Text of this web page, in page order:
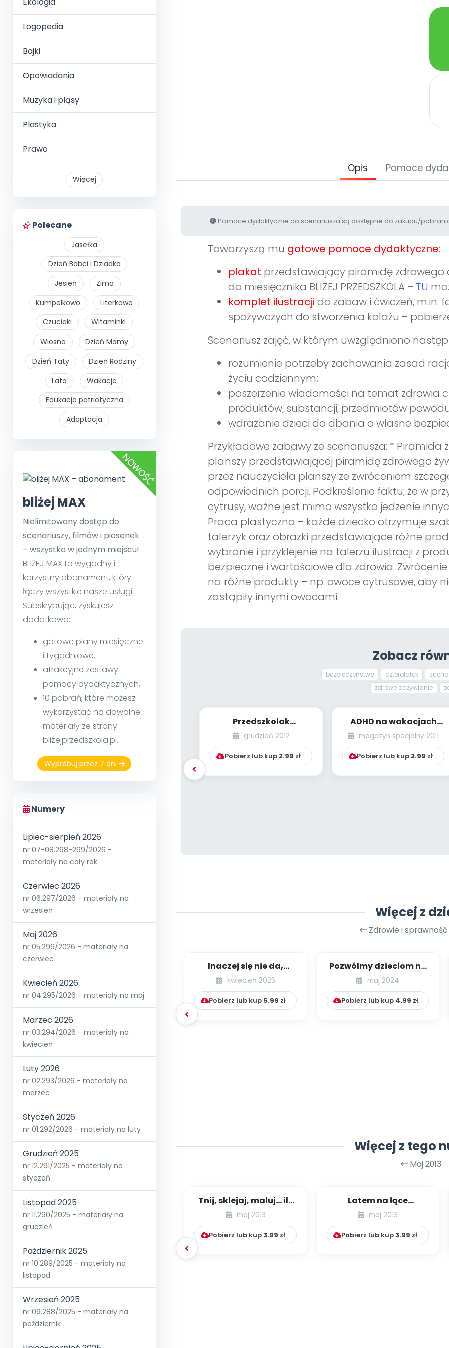
Logopedia
Bajki
Opowiadania
Muzyka i pląsy
Plastyka
Prawo
Więcej
Polecane
Jasełka
Dzień Babci i Dziadka
Jesień
Zima
Kumpelkowo
Literkowo
Czuciaki
Witaminki
Wiosna
Dzień Mamy
Dzień Taty
Dzień Rodziny
Lato
Wakacje
Edukacja patriotyczna
Adaptacja
bliżej MAX
Nielimitowany dostęp do
scenariuszy, filmów i piosenek
– wszystko w jednym miejscu!
BLIŻEJ MAX to wygodny i
korzystny abonament, który
łączy wszystkie nasze usługi.
Subskrybując, zyskujesz
dodatkowo:
gotowe plany miesięczne
i tygodniowe,
atrakcyjne zestawy
pomocy dydaktycznych,
10 pobrań, które możesz
wykorzystać na dowolne
materiały ze strony
blizejprzedszkola.pl.
Wypróbuj przez 7 dni
Numery
Lipiec-sierpień 2026
nr 07-08.298-299/2026 -
materiały na cały rok
Czerwiec 2026
nr 06.297/2026 - materiały na
wrzesień
Maj 2026
nr 05.296/2026 - materiały na
czerwiec
Kwiecień 2026
nr 04.295/2026 - materiały na maj
Marzec 2026
nr 03.294/2026 - materiały na
kwiecień
Luty 2026
nr 02.293/2026 - materiały na
marzec
Styczeń 2026
nr 01.292/2026 - materiały na luty
Grudzień 2025
nr 12.291/2025 - materiały na
styczeń
Listopad 2025
nr 11.290/2025 - materiały na
grudzień
Październik 2025
nr 10.289/2025 - materiały na
listopad
Wrzesień 2025
nr 09.288/2025 - materiały na
październik
Opis Pomoce
Pomoce dydaktyczne do scenariusza są dostępne do zakupu/
Towarzyszą mu gotowe pomoce dydaktyczne:
plakat przedstawiający piramidę zdrowego
do miesięcznika BLIŻEJ PRZEDSZKOLA – TU
komplet ilustracji do zabaw i ćwiczeń, m.in.
spożywczych do stworzenia kolażu –
Scenariusz zajęć, w którym uwzględniono
rozumienie potrzeby zachowania zasad
życiu codziennym;
poszerzenie wiadomości na temat zdrowia
produktów, substancji, przedmiotów
wdrażanie dzieci do dbania o własne
Przykładowe zabawy ze scenariusza: *
planszy przedstawiającej piramidę zdrowego
przez nauczyciela planszy ze zwróceniem
odpowiednich porcji. Podkreślenie faktu, że w
cytrusy, ważne jest mimo wszystko jedzenie
Praca plastyczna – każde dziecko otrzymuje
talerzyk oraz obrazki przedstawiające różne
wybranie i przyklejenie na talerzu ilustracji z
bezpieczne i wartościowe dla zdrowia.
na różne produkty – np. owoce cytrusowe, aby
zastąpiły innymi owocami.
Zobacz
bezpieczeństwo czterolatek
zdrowe odżywianie
Przedszkolak
bezpieczny na drodze –
projekt zajęć zinte...
grudzień 2012
Pobierz lub kup 2.99 zł
ADHD na wakacjach
(zmagania
wychowawcy
kolonijnego z dz...
magazyn specjalny 2011
Pobierz lub kup 2.99 zł
Więcej z
Zdrowie i
Inaczej się nie da,
dziecko to torpeda! –
kwiecień 2025
Pobierz lub kup 5.99 zł
Pozwólmy dzieciom na
dzikość
maj 2024
Pobierz lub kup 4.99 zł
Więcej z tego
Maj 2013
Tnij, sklejaj, maluj… ile
dusza zapragnie!
(edukacja pr...
maj 2013
Pobierz lub kup3.99 zł
Latem na łące
(scenariusz zajęć
otwartych)
maj 2013
Pobierz lub kup3.99 zł